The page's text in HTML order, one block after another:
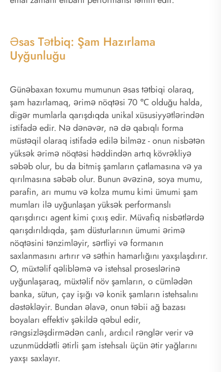
Əsas Tətbiq: Şam Hazırlama
Uyğunluğu
Günəbaxan toxumu mumunun əsas tətbiqi olaraq,
şam hazırlamaq, ərimə nöqtəsi 70 ℃ olduğu halda,
digər mumlarla qarışdıqda unikal xüsusiyyətlərindən
istifadə edir. Nə dənəvər, nə də qabıqlı forma
müstəqil olaraq istifadə edilə bilməz - onun nisbətən
yüksək ərimə nöqtəsi həddindən artıq kövrəkliyə
səbəb olur, bu da bitmiş şamların çatlamasına və ya
qırılmasına səbəb olur. Bunun əvəzinə, soya mumu,
parafin, arı mumu və kolza mumu kimi ümumi şam
mumları ilə uyğunlaşan yüksək performanslı
qarışdırıcı agent kimi çıxış edir. Müvafiq nisbətlərdə
qarışdırıldıqda, şam düsturlarının ümumi ərimə
nöqtəsini tənzimləyir, sərtliyi və formanın
saxlanmasını artırır və səthin hamarlığını yaxşılaşdırır.
O, müxtəlif qəlibləmə və istehsal proseslərinə
uyğunlaşaraq, müxtəlif növ şamların, o cümlədən
banka, sütun, çay işığı və konik şamların istehsalını
dəstəkləyir. Bundan əlavə, onun təbii ağ bazası
boyaları effektiv şəkildə qəbul edir,
rəngsizləşdirmədən canlı, ardıcıl rənglər verir və
uzunmüddətli ətirli şam istehsalı üçün ətir yağlarını
yaxşı saxlayır.